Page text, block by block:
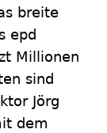
breite
epd
Millionen
sind
Jörg
dem